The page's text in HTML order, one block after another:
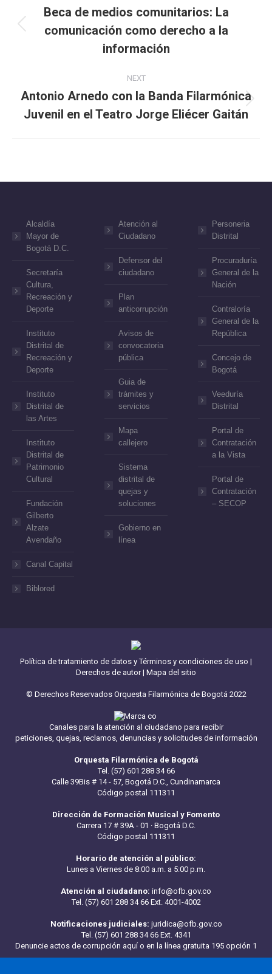
navigation
Previous
post:
Beca de medios comunitarios: La
comunicación como derecho a la
información
NEXT
post:
Antonio Arnedo con la Banda Filarmónica
Juvenil en el Teatro Jorge Eliécer Gaitán
Alcaldía
Mayor de
Bogotá D.C.
Secretaría
Cultura,
Recreación y
Deporte
Instituto
Distrital de
Recreación y
Deporte
Instituto
Distrital de
las Artes
Instituto
Distrital de
Patrimonio
Cultural
Fundación
Gilberto
Alzate
Avendaño
Canal Capital
Biblored
Atención al
Ciudadano
Defensor del
ciudadano
Plan
anticorrupción
Avisos de
convocatoria
pública
Guia de
trámites y
servicios
Mapa
callejero
Sistema
distrital de
quejas y
soluciones
Gobierno en
línea
Personeria
Distrital
Procuraduría
General de la
Nación
Contraloría
General de la
República
Concejo de
Bogotá
Veeduría
Distrital
Portal de
Contratación
a la Vista
Portal de
Contratación
– SECOP
Política de tratamiento de datos y Términos y condiciones de uso |
Derechos de autor| Mapa del sitio
© Derechos Reservados Orquesta Filarmónica de Bogotá 2022
Canales para la atención al ciudadano para recibir
peticiones, quejas, reclamos, denuncias y solicitudes de información
Orquesta Filarmónica de Bogotá
Tel. (57) 601 288 34 66
Calle 39Bis # 14 - 57, Bogotá D.C., Cundinamarca
Código postal 111311
Dirección de Formación Musical y Fomento
Carrera 17 # 39A - 01 · Bogotá D.C.
Código postal 111311
Horario de atención al público:
Lunes a Viernes de 8:00 a.m. a 5:00 p.m.
Atención al ciudadano: info@ofb.gov.co
Tel. (57) 601 288 34 66 Ext. 4001-4002
Notificaciones judiciales: juridica@ofb.gov.co
Tel. (57) 601 288 34 66 Ext. 4341
Denuncie actos de corrupción aquí o en la línea gratuita 195 opción 1